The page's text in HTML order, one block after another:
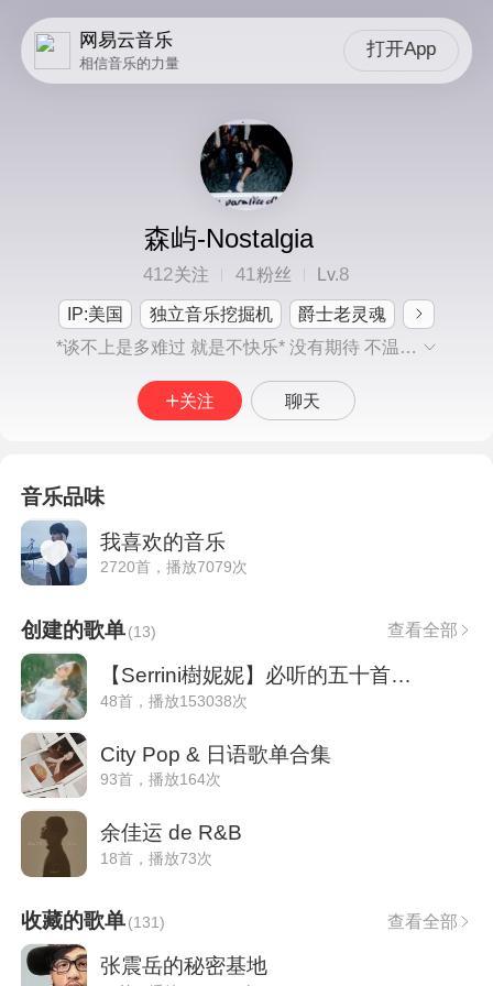
网易云音乐
相信音乐的力量
打开App
森屿-Nostalgia
412关注 41粉丝 Lv.8
IP:美国 独立音乐挖掘机
爵士老灵魂
*谈不上是多难过 就是不快乐* 没有期待 不温不凉゜ 无悲无喜 一无荒芜゜ #悲喜自渡 他人难悟易误#
关注 聊天
音乐品味
我喜欢的音乐
2720首，播放7079次
创建的歌单(13) 查看全部
【Serrini樹妮妮】必听的五十首经典好歌~
48首，播放153038次
City Pop & 日语歌单合集
93首，播放164次
余佳运 de R&B
18首，播放73次
收藏的歌单(131) 查看全部
张震岳的秘密基地